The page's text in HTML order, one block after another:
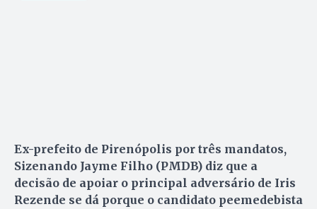
Ex-prefeito de Pirenópolis por três mandatos,
Sizenando Jayme Filho (PMDB) diz que a
decisão de apoiar o principal adversário de Iris
Rezende se dá porque o candidato peemedebista